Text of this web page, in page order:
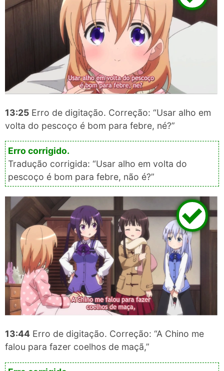
13:25 Erro de digitação. Correção: “Usar alho em
volta do pescoço é bom para febre, né?”
Tradução corrigida: “Usar alho em volta do
pescoço é bom para febre, não é?”
13:44 Erro de digitação. Correção: “A Chino me
falou para fazer coelhos de maçã,”